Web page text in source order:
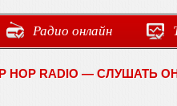
Радио онлайн
HOP RADIO — СЛУШАТЬ